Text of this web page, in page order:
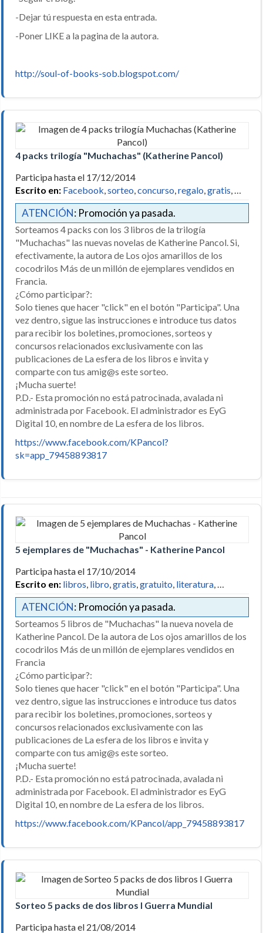
-Dejar tú respuesta en esta entrada.
-Poner LIKE a la pagina de la autora.
http://soul-of-books-sob.blogspot.com/
4 packs trilogía "Muchachas" (Katherine Pancol)
Participa hasta el 17/12/2014
Escrito en: Facebook,sorteo,concurso,regalo,gratis, …
ATENCIÓN: Promoción ya pasada.
Sorteamos 4 packs con los 3 libros de la trilogía
"Muchachas" las nuevas novelas de Katherine Pancol. Si,
efectivamente, la autora de Los ojos amarillos de los
cocodrilos Más de un millón de ejemplares vendidos en
Francia.
¿Cómo participar?:
Solo tienes que hacer "click" en el botón "Participa". Una
vez dentro, sigue las instrucciones e introduce tus datos
para recibir los boletines, promociones, sorteos y
concursos relacionados exclusivamente con las
publicaciones de La esfera de los libros e invita y
comparte con tus amig@s este sorteo.
¡Mucha suerte!
P.D.- Esta promoción no está patrocinada, avalada ni
administrada por Facebook. El administrador es EyG
Digital 10, en nombre de La esfera de los libros.
https://www.facebook.com/KPancol?
sk=app_79458893817
5 ejemplares de "Muchachas" - Katherine Pancol
Participa hasta el 17/10/2014
Escrito en: libros, libro,gratis,gratuito, literatura, …
ATENCIÓN: Promoción ya pasada.
Sorteamos 5 libros de "Muchachas" la nueva novela de
Katherine Pancol. De la autora de Los ojos amarillos de los
cocodrilos Más de un millón de ejemplares vendidos en
Francia
¿Cómo participar?:
Solo tienes que hacer "click" en el botón "Participa". Una
vez dentro, sigue las instrucciones e introduce tus datos
para recibir los boletines, promociones, sorteos y
concursos relacionados exclusivamente con las
publicaciones de La esfera de los libros e invita y
comparte con tus amig@s este sorteo.
¡Mucha suerte!
P.D.- Esta promoción no está patrocinada, avalada ni
administrada por Facebook. El administrador es EyG
Digital 10, en nombre de La esfera de los libros.
https://www.facebook.com/KPancol/app_79458893817
Sorteo 5 packs de dos libros I Guerra Mundial
Participa hasta el 21/08/2014